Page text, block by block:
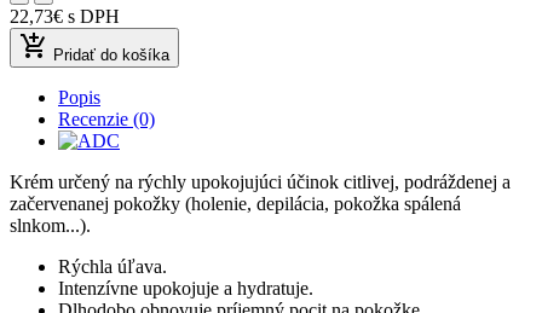
22,73€ s DPH
add_shopping_cart Pridať do košíka
Popis
Recenzie (0)
Krém určený na rýchly upokojujúci účinok citlivej, podráždenej a
začervenanej pokožky (holenie, depilácia, pokožka spálená
slnkom...).
Rýchla úľava.
Intenzívne upokojuje a hydratuje.